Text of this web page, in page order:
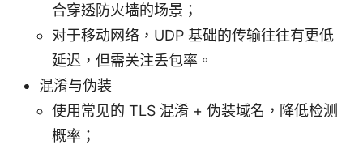
合穿透防火墙的场景；
对于移动网络，UDP 基础的传输往往有更低
延迟，但需关注丢包率。
混淆与伪装
使用常见的 TLS 混淆 + 伪装域名，降低检测
概率；